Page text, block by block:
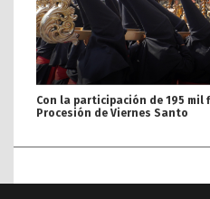
Con la participación de 195 mil
Procesión de Viernes Santo